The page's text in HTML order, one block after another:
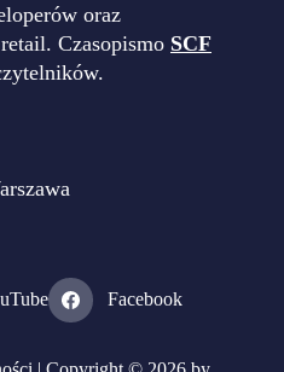
oraz
Czasopismo SCF
Facebook